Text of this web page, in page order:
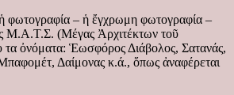
ἡ φωτογραφία – ἡ ἔγχρωμη φωτογραφία –
Μ.Α.Τ.Σ. (Μέγας Ἀρχιτέκτων τοῦ
τα ὀνόματα: Ἑωσφόρος Διάβολος, Σατανάς,
Δαίμονας κ.ά., ὅπως ἀναφέρεται